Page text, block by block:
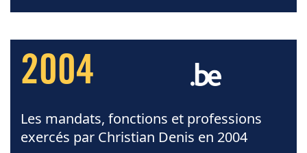
2004
Les mandats, fonctions et professions
exercés par Christian Denis en 2004